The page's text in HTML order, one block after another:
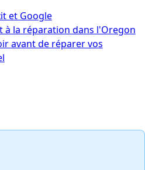
et Google
à la réparation dans l'Oregon
avant de réparer vos